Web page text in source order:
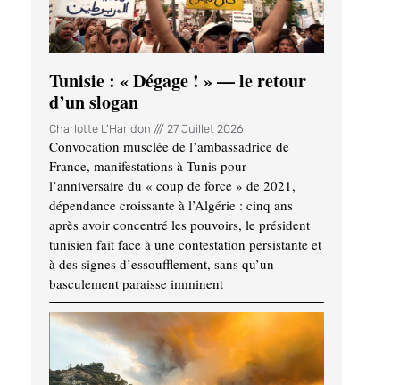
Tunisie : « Dégage ! » — le retour
d’un slogan
Charlotte L'Haridon 27 Juillet 2026
Convocation musclée de l’ambassadrice de
France, manifestations à Tunis pour
l’anniversaire du « coup de force » de 2021,
dépendance croissante à l’Algérie : cinq ans
après avoir concentré les pouvoirs, le président
tunisien fait face à une contestation persistante et
à des signes d’essoufflement, sans qu’un
basculement paraisse imminent